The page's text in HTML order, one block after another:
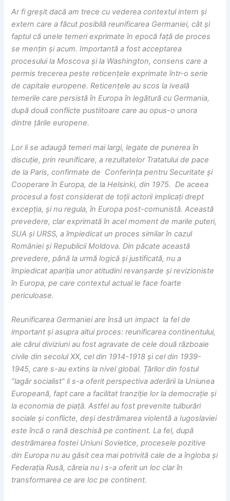
Ar fi greșit dacă am trece cu vederea contextul intern și
extern care a făcut posibilă reunificarea Germaniei, cât și
faptul că unele temeri exprimate în epocă față de proces
se mențin și acum. Importantă a fost acceptarea
procesului la Moscova și la Washington, consens care a
permis trecerea peste reticențele exprimate într-o serie
de capitale europene. Reticențele au scos la iveală
temerile care persistă în Europa în legătură cu Germania,
după două conflicte pustiitoare care au opus-o unora
dintre țările europene.
Lor li se adaugă temeri mai largi, legate de punerea în
discuție, prin reunificare, a rezultatelor Tratatului de pace
de la Paris, confirmate de Conferința pentru Securitate și
Cooperare în Europa, de la Helsinki, din 1975. De aceea
procesul a fost considerat de toții actorii implicați drept
excepția, și nu regula, în Europa post-comunistă. Această
prevedere, clar exprimată în acel moment de marile puteri,
SUA și URSS, a împiedicat un proces similar în cazul
României și Republicii Moldova. Din păcate această
prevedere, până la urmă logică și justificată, nu a
împiedicat apariția unor atitudini revanșarde și revizioniste
în Europa, pe care contextul actual le face foarte
periculoase.
Reunificarea Germaniei are însă un impact la fel de
important și asupra altui proces: reunificarea continentului,
ale cărui diviziuni au fost agravate de cele două războaie
civile din secolul XX, cel din 1914-1918 și cel din 1939-
1945, care s-au extins la nivel global. Țărilor din fostul
”lagăr socialist” li s-a oferit perspectiva aderării la Uniunea
Europeană, fapt care a facilitat tranziție lor la democrație și
la economia de piață. Astfel au fost prevenite tulburări
sociale și conflicte, deși destrămarea violentă a Iugoslaviei
este încă o rană deschisă pe continent. La fel, după
destrămarea fostei Uniuni Sovietice, procesele pozitive
din Europa nu au găsit cea mai potrivită cale de a îngloba și
Federația Rusă, căreia nu i s-a oferit un loc clar în
transformarea ce are loc pe continent.